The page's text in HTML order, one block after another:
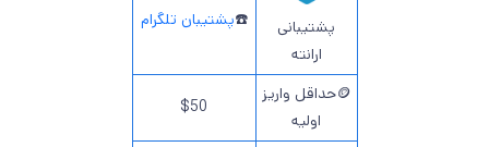
پشتیبانی
ارانته
☎️پشتیبان تلگرام
🪙حداقل واریز
اولیه
$50